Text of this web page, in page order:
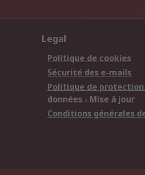
Legal
Politique de cookies
Sécurité des e-mails
Politique de protection
données - Mise à jour
Conditions générales